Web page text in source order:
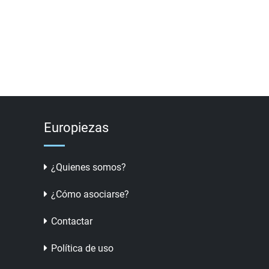
Europiezas
¿Quienes somos?
¿Cómo asociarse?
Contactar
Política de uso